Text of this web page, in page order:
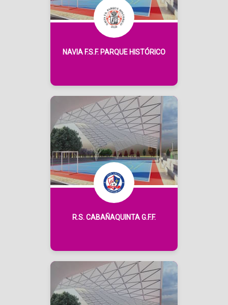
NAVIA F.S.F. PARQUE HISTÓRICO
R.S. CABAÑAQUINTA G.F.F.